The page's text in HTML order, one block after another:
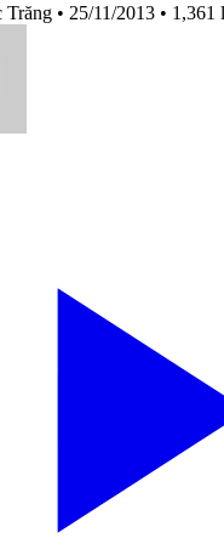
Trăng • 25/11/2013 • 1,361